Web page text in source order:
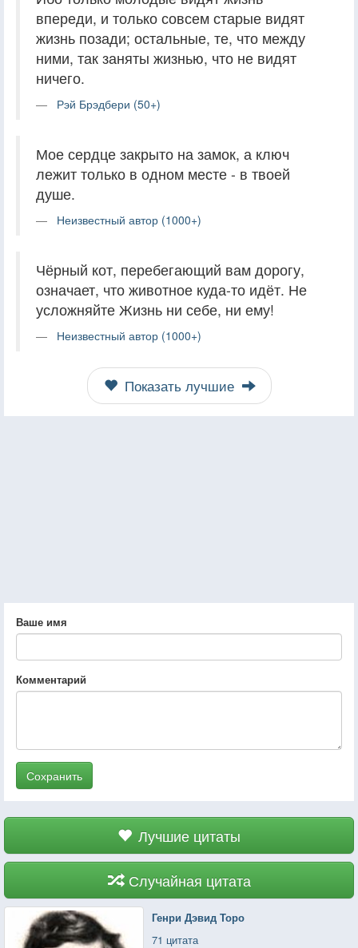
впереди, и только совсем старые видят
жизнь позади; остальные, те, что между
ними, так заняты жизнью, что не видят
ничего.
Рэй Брэдбери (50+)
Мое сердце закрыто на замок, а ключ
лежит только в одном месте - в твоей
душе.
Неизвестный автор (1000+)
Чёрный кот, перебегающий вам дорогу,
означает, что животное куда-то идёт. Не
усложняйте Жизнь ни себе, ни ему!
Неизвестный автор (1000+)
Показать лучшие
Ваше имя
Комментарий
Сохранить
Лучшие цитаты
Случайная цитата
Генри Дэвид Торо
71 цитата